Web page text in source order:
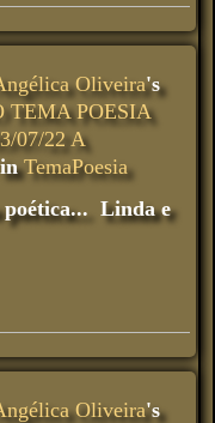
Oliveira's
TEMA POESIA
07/22 A
TemaPoesia
poética... Linda e
Oliveira's